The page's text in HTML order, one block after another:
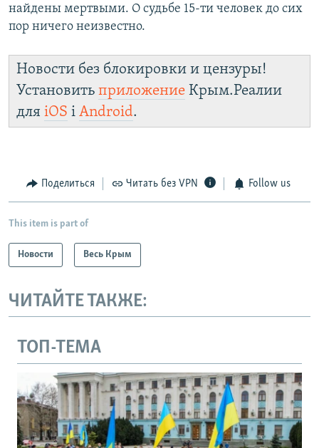
найдены мертвыми. О судьбе 15-ти человек до сих
пор ничего неизвестно.
Новости без блокировки и цензуры!
Установить приложение Крым.Реалии
для iOS і Android.
Поделиться Читать без VPN Follow us
This item is part of
Новости Весь Крым
ЧИТАЙТЕ ТАКЖЕ:
ТОП-ТЕМА